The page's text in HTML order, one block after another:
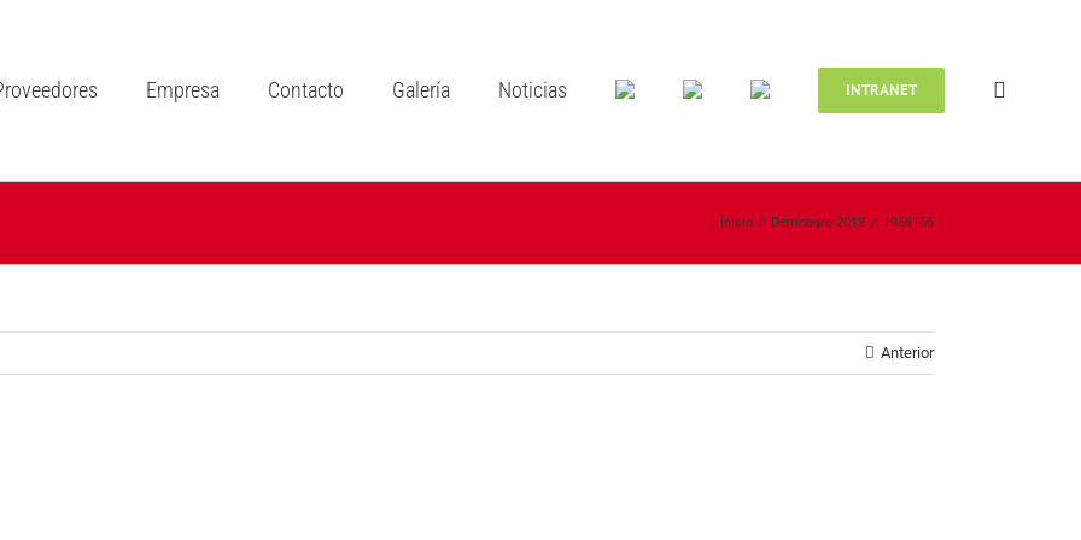
Empresa Contacto Galería Noticias INTRANET
Inicio / Demoagro 2019 / 1958166
Anterior